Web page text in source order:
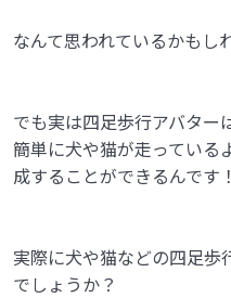
なんて思われているかもし
でも実は四足歩行アバター
簡単に犬や猫が走っている
成することができるんです
実際に犬や猫などの四足歩
でしょうか？